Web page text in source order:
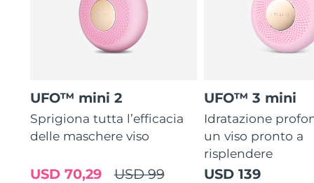
UFO™ mini 2
Sprigiona tutta l’efficacia
delle maschere viso
USD 99
USD 70,29
UFO™ 3 mini
Idratazione
un viso pronto a
risplendere
USD 139